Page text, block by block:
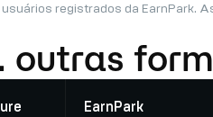
usuários registrados da
outras
EarnPark